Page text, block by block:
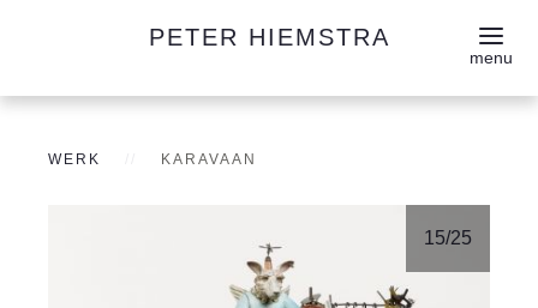
PETER HIEMSTRA
WERK KARAVAAN
15/25